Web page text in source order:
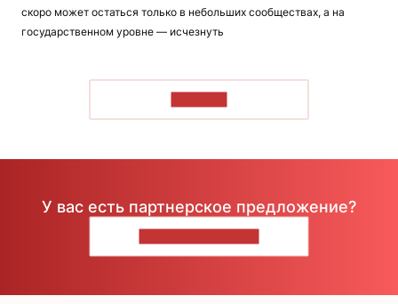
скоро может остаться только в небольших сообществах, а на
государственном уровне — исчезнуть
У вас есть партнерское предложение?